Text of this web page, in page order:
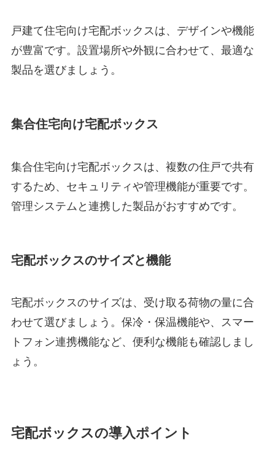
戸建て住宅向け宅配ボックスは、デザインや機能
が豊富です。設置場所や外観に合わせて、最適な
製品を選びましょう。
集合住宅向け宅配ボックス
集合住宅向け宅配ボックスは、複数の住戸で共有
するため、セキュリティや管理機能が重要です。
管理システムと連携した製品がおすすめです。
宅配ボックスのサイズと機能
宅配ボックスのサイズは、受け取る荷物の量に合
わせて選びましょう。保冷・保温機能や、スマー
トフォン連携機能など、便利な機能も確認しまし
ょう。
宅配ボックスの導入ポイント